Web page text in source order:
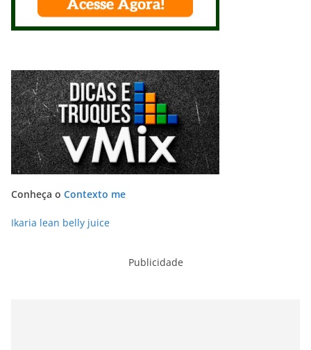
Conheça o Contexto me
Ikaria lean belly juice
Publicidade